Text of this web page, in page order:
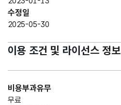
수정일
2025-05-30
이용 조건 및 라이선스 정보
비용부과유무
무료